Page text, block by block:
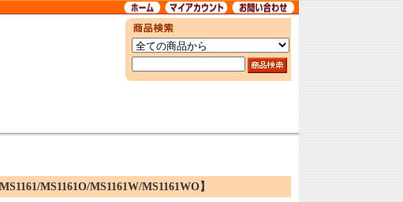
MS1161O/MS1161W/MS1161WO】